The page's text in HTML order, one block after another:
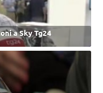
a Sky Tg24